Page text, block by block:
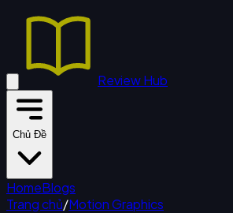
Review Hub
Chủ Đề
HomeBlogs
Trang chủ/Motion Graphics